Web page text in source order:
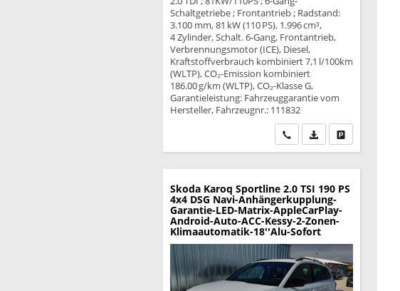
Schaltgetriebe ; Frontantrieb ; Radstand:
3.100 mm, 81 kW (110 PS), 1.996 cm³,
4 Zylinder, Schalt. 6-Gang, Frontantrieb,
Verbrennungsmotor (ICE), Diesel,
Kraftstoffverbrauch kombiniert 7,1 l/100km
(WLTP), CO₂-Emission kombiniert
186.00 g/km (WLTP), CO₂-Klasse G,
Garantieleistung: Fahrzeuggarantie vom
Hersteller, Fahrzeugnr.: 111832
Wir rufen Sie an
PDF-Datei,Drucken,
Skoda Karoq Sportline 2.0 TSI 190 PS
4x4 DSG Navi-Anhängerkupplung-
Garantie-LED-Matrix-AppleCarPlay-
Android-Auto-ACC-Kessy-2-Zonen-
Klimaautomatik-18''Alu-Sofort